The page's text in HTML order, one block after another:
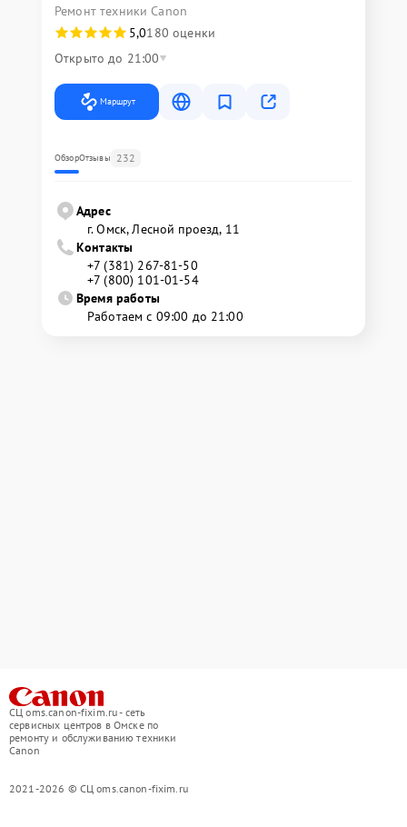
Ремонт техники Canon
5,0180 оценки
Открыто до 21:00
Маршрут
ОбзорОтзывы 232
Адрес
г. Омск, ​Лесной проезд, 11
Контакты
+7 (381) 267-81-50
+7 (800) 101-01-54
Время работы
Работаем с 09:00 до 21:00
СЦ oms.canon-fixim.ru - сеть
сервисных центров в Омске по
ремонту и обслуживанию техники
Canon
2021-2026 © СЦ oms.canon-fixim.ru